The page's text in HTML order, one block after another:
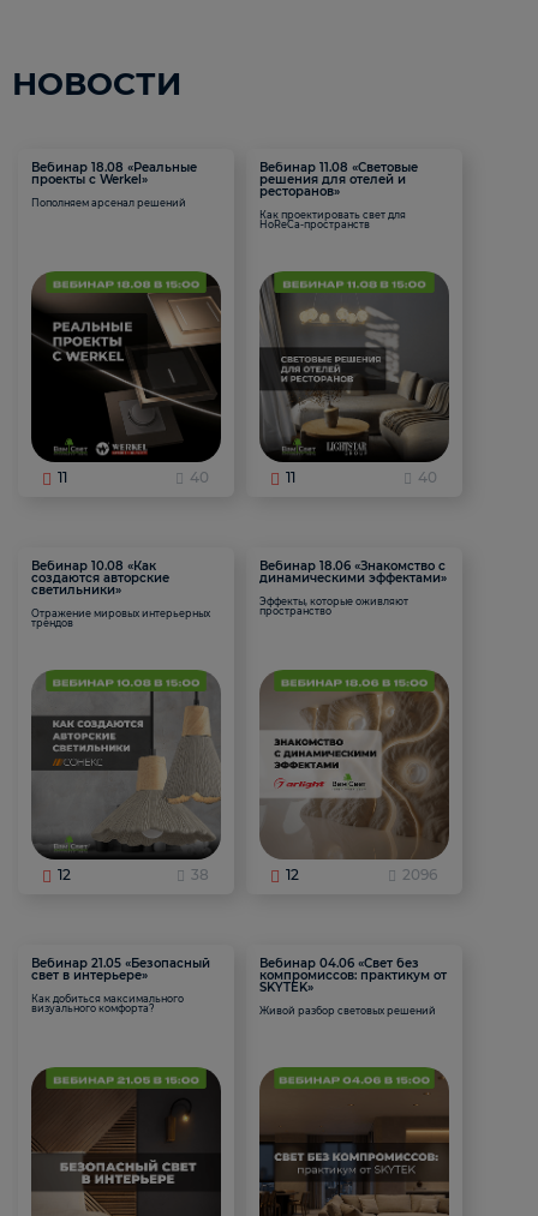
НОВОСТИ
Вебинар 18.08 «Реальные
проекты с Werkel»
Пополняем арсенал решений
11 40
Вебинар 11.08 «Световые
решения для отелей и
ресторанов»
Как проектировать свет для
HoReCa-пространств
11 40
Вебинар 10.08 «Как
создаются авторские
светильники»
Отражение мировых интерьерных
трендов
12 38
Вебинар 18.06 «Знакомство с
динамическими эффектами»
Эффекты, которые оживляют
пространство
12 2096
Вебинар 21.05 «Безопасный
свет в интерьере»
Как добиться максимального
визуального комфорта?
Вебинар 04.06 «Свет без
компромиссов: практикум от
SKYTEK»
Живой разбор световых решений